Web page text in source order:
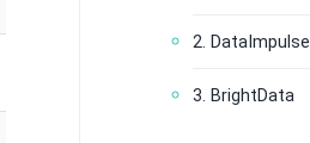
2. DataImpulse
3. BrightData